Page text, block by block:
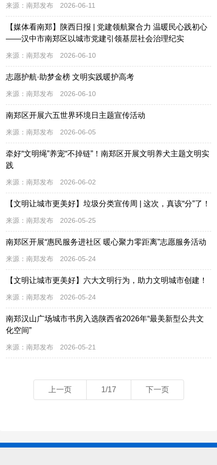
来源： 南郑发布 2026-06-11
【媒体看南郑】陕西日报 | 党建领航聚合力 温暖民心践初心
——汉中市南郑区以城市党建引领基层社会治理纪实
来源： 南郑发布 2026-06-10
志愿护航·助梦金榜 文明实践暖护高考
来源： 南郑发布 2026-06-10
南郑区开展六五世界环境日主题宣传活动
来源： 南郑发布 2026-06-05
牵好“文明绳”养宠“不掉链”！南郑区开展文明养犬主题文明实
践
来源： 南郑发布 2026-06-02
【文明让城市更美好】垃圾分类宣传周 | 这次，真该“分”了！
来源： 南郑发布 2026-05-25
南郑区开展“惠民服务进社区 暖心聚力零距离”志愿服务活动
来源： 南郑发布 2026-05-24
【文明让城市更美好】六大文明行为，助力文明城市创建！
来源： 南郑发布 2026-05-24
南郑汉山广场城市书房入选陕西省2026年“最美新型公共文
化空间”
来源： 南郑发布 2026-05-21
上一页 1/17 下一页